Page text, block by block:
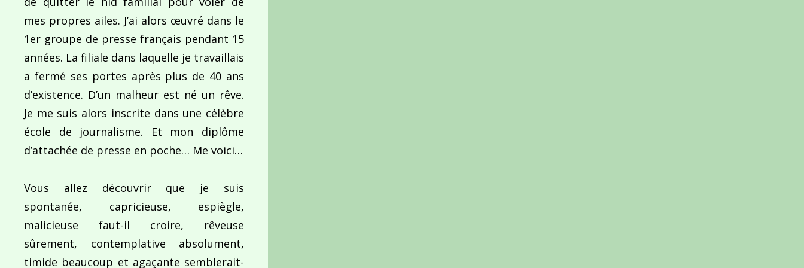
mes propres ailes. J’ai alors œuvré dans le
1er groupe de presse français pendant 15
années. La filiale dans laquelle je travaillais
a fermé ses portes après plus de 40 ans
d’existence. D’un malheur est né un rêve.
Je me suis alors inscrite dans une célèbre
école de journalisme. Et mon diplôme
d’attachée de presse en poche… Me voici…
Vous allez découvrir que je suis
spontanée, capricieuse, espiègle,
malicieuse faut-il croire, rêveuse
sûrement, contemplative absolument,
timide beaucoup et agaçante semblerait-